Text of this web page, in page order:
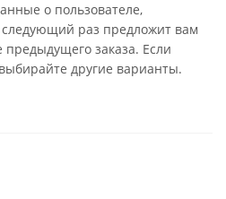
о пользователе,
раз предложит вам
заказа. Если
другие варианты.